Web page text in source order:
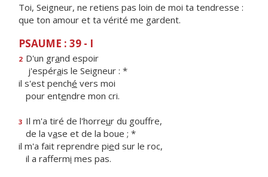
Toi, Seigneur, ne retiens pas loin de moi ta tendresse :
que ton amour et ta vérité me gardent.
PSAUME : 39 - I
2 D'un grand espoir
j'espérais le Seigneur : *
il s'est penché vers moi
pour entendre mon cri.
3 Il m'a tiré de l'horreur du gouffre,
de la vase et de la boue ; *
il m'a fait reprendre pied sur le roc,
il a raffermi mes pas.